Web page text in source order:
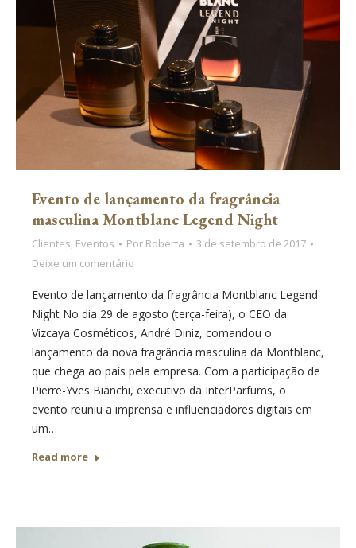
Evento de lançamento da fragrância
masculina Montblanc Legend Night
Clientes, Eventos Por Roberta
3 de setembro de 2017
Deixe um comentário
Evento de lançamento da fragrância Montblanc Legend
Night No dia 29 de agosto (terça-feira), o CEO da
Vizcaya Cosméticos, André Diniz, comandou o
lançamento da nova fragrância masculina da Montblanc,
que chega ao país pela empresa. Com a participação de
Pierre-Yves Bianchi, executivo da InterParfums, o
evento reuniu a imprensa e influenciadores digitais em
um…
Read more